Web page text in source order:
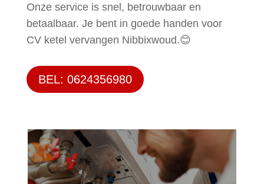
Onze service is snel, betrouwbaar en
betaalbaar. Je bent in goede handen voor
CV ketel vervangen Nibbixwoud.😊
BEL: 0624356980